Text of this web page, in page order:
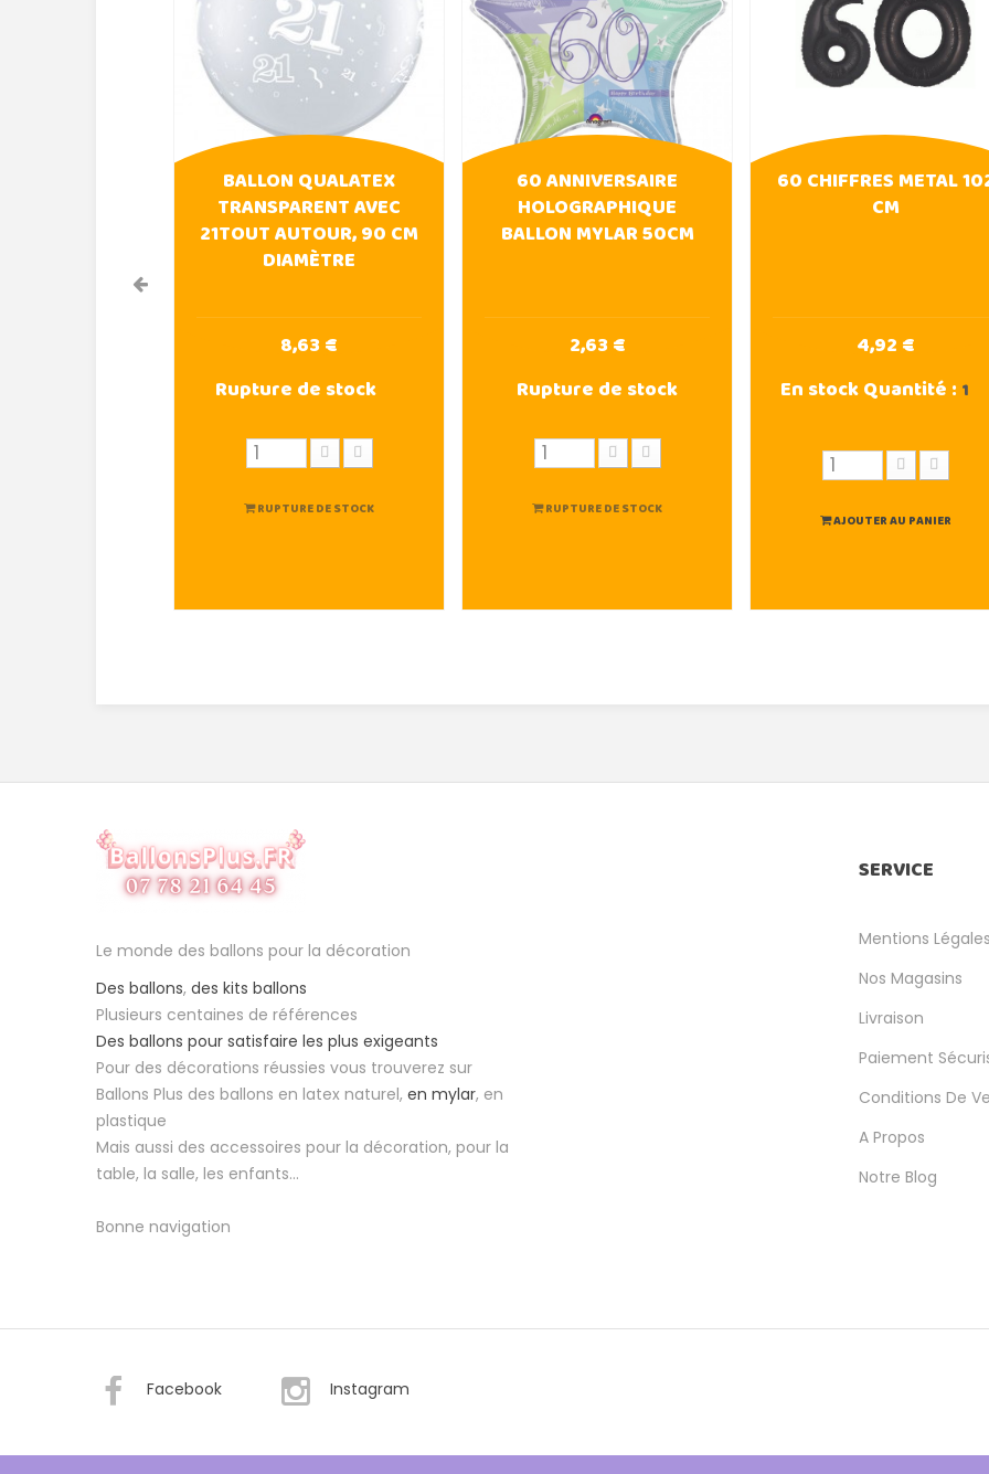
BALLON QUALATEX
TRANSPARENT AVEC
21TOUT AUTOUR, 90 CM
DIAMÈTRE
8,63 €
Rupture de stock
RUPTURE DE STOCK
60 ANNIVERSAIRE
HOLOGRAPHIQUE
BALLON MYLAR 50CM
2,63 €
Rupture de stock
RUPTURE DE STOCK
60 CHIFFRES METAL
CM
4,92 €
En stockQuantité : 1
AJOUTER AU PANIER
Le monde des ballons pour la décoration
Des ballons, des kits ballons
Plusieurs centaines de références
Des ballons pour satisfaire les plus exigeants
Pour des décorations réussies vous trouverez sur
Ballons Plus des ballons en latex naturel, en mylar, en
plastique
Mais aussi des accessoires pour la décoration, pour la
table, la salle, les enfants...
Bonne navigation
SERVICE
Mentions Légales
Nos Magasins
Livraison
Paiement
Conditions De
A Propos
Notre Blog
Facebook Instagram